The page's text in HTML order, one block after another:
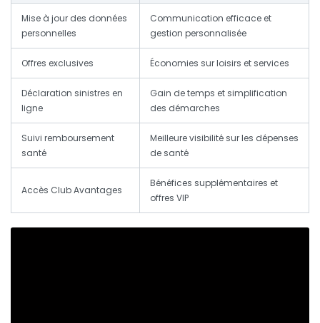
Mise à jour des données
personnelles
Communication efficace et
gestion personnalisée
Offres exclusives Économies sur loisirs et services
Déclaration sinistres en
ligne
Gain de temps et simplification
des démarches
Suivi remboursement
santé
Meilleure visibilité sur les dépenses
de santé
Accès Club Avantages
Bénéfices supplémentaires et
offres VIP